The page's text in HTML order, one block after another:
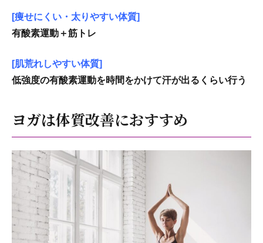
[痩せにくい・太りやすい体質]
有酸素運動＋筋トレ
[肌荒れしやすい体質]
低強度の有酸素運動を時間をかけて汗が出るくらい行う
ヨガは体質改善におすすめ